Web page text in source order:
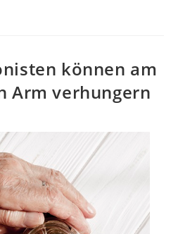
können am
Arm verhungern